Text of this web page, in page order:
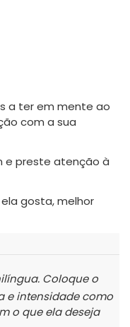
a ter em mente ao
com a sua
e preste atenção à
gosta, melhor
Coloque o
e intensidade como
o que ela deseja